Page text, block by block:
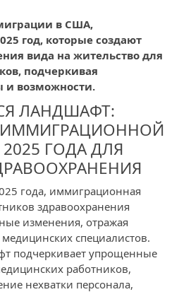
в США,
год, которые создают
вида на жительство для
подчеркивая
возможности.
ЛАНДШАФТ:
ИММИГРАЦИОННОЙ
ГОДА ДЛЯ
года, иммиграционная
здравоохранения
изменения, отражая
специалистов.
подчеркивает упрощенные
работников,
нехватки персонала,